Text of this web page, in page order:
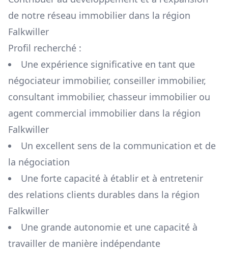
de notre réseau immobilier dans la région
Falkwiller
Profil recherché :
Une expérience significative en tant que
négociateur immobilier, conseiller immobilier,
consultant immobilier, chasseur immobilier ou
agent commercial immobilier dans la région
Falkwiller
Un excellent sens de la communication et de
la négociation
Une forte capacité à établir et à entretenir
des relations clients durables dans la région
Falkwiller
Une grande autonomie et une capacité à
travailler de manière indépendante